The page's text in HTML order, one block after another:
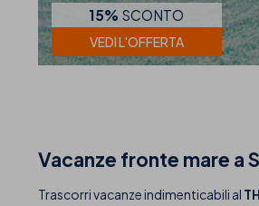
15% SCONTO
VEDI L'OFFERTA
Vacanze fronte mare a
Trascorri vacanze indimenticabili al